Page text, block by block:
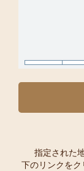
指定された
下のリンクをク